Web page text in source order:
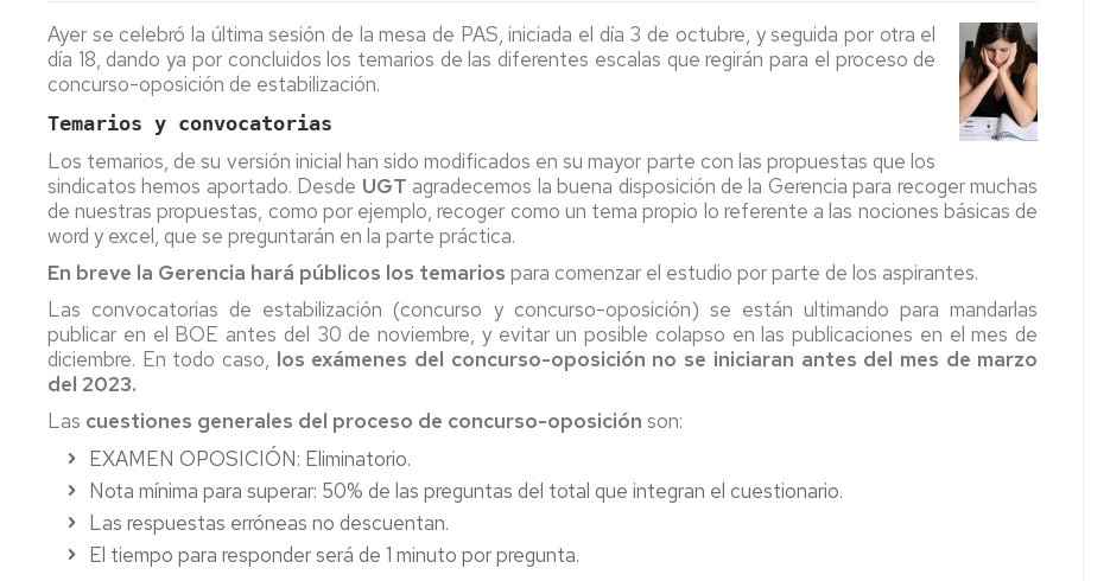
PTGAS
Candidatura
PTGAS
Laboral
Candidatura
PTGAS
Funcionario
Comunicados,
noticias
y
publicaciones
Archivo
2019
Programa
2019
Programa
PDI
2019
Qué
es
la
FeSP
Estatutos
Federación
Portal
de
es
la
UGT
Afíliate
Declaración
de
la
Renta
No
olvides
desgravar
tu
cuota
la
declaración
IRPF
2022
Conócenos_UGT
Estatuto
PDI
I+D+i
Estatuto
P.I.
Formación
II
Convenio
Colectivo
Laboral
LOSU
de
Retribuciones
PDI
Convocatoria
ED
a
la
Evaluación
del
SIN
carrera
profesional
Te
Interesa....
PTGAS
2025-
2026
Histórico
mesas
de
PTGAS
Carrera
Profesional
PTGAS
Normativa
Carrera
Profesional
Tramo
específico
carrera
I
Convenio
Colectivo
PTGAS
Oferta
Empleo
Público
Programa
y
condiciones
de
2018-
2020
Acuerdo
Marco
empleados
públicos
2025-
Revista:
La
Voz
práctica
social
y
mayores
La
Jubilación
2021
Legislación
Laboral
Reestructuración
Departamental
la
Universidad
Pública
UGT
NO
RETROCESOS
EN
PDI
LABORAL
del
convenio
de
PAS
Laboral
avanza
un
ritmo
año
de
negociación
Jubilación
UZ
Ayer se celebró la última sesión de la mesa de PAS, iniciada el día 3 de octubre, y seguida por otra el
día 18, dando ya por concluidos los temarios de las diferentes escalas que regirán para el proceso de
concurso-oposición de estabilización.
Temarios y convocatorias
Los temarios, de su versión inicial han sido modificados en su mayor parte con las propuestas que los
sindicatos hemos aportado. Desde UGT agradecemos la buena disposición de la Gerencia para recoger muchas
de nuestras propuestas, como por ejemplo, recoger como un tema propio lo referente a las nociones básicas de
word y excel, que se preguntarán en la parte práctica.
En breve la Gerencia hará públicos los temarios para comenzar el estudio por parte de los aspirantes.
Las convocatorias de estabilización (concurso y concurso-oposición) se están ultimando para mandarlas
publicar en el BOE antes del 30 de noviembre, y evitar un posible colapso en las publicaciones en el mes de
diciembre. En todo caso, los exámenes del concurso-oposición no se iniciaran antes del mes de marzo
del 2023.
Las cuestiones generales del proceso de concurso-oposición son:
EXAMEN OPOSICIÓN: Eliminatorio.
Nota mínima para superar: 50% de las preguntas del total que integran el cuestionario.
Las respuestas erróneas no descuentan.
El tiempo para responder será de 1 minuto por pregunta.